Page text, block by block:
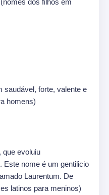
dos filhos em
saudável, forte, valente e
homens)
que evoluiu
Este nome é um gentilicio
Laurentum. De
latinos para meninos)